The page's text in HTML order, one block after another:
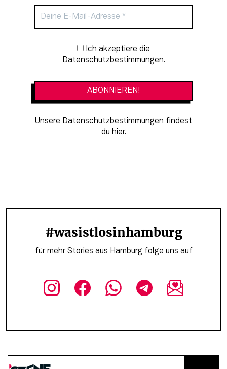
Newsletter-Anmeldung
Datenschutzbestimmungen.
Unsere Datenschutzbestimmungen findest
du hier.
#wasistlosinhamburg
für mehr Stories aus Hamburg folge uns auf